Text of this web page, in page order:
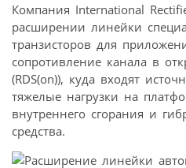
Компания International
расширении линейки
транзисторов для
сопротивление канала в
(RDS(on)), куда входят
тяжелые нагрузки на
внутреннего сгорания и
средства.